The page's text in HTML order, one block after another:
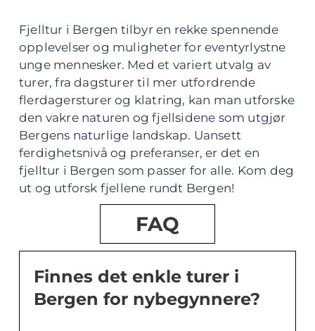
Fjelltur i Bergen tilbyr en rekke spennende
opplevelser og muligheter for eventyrlystne
unge mennesker. Med et variert utvalg av
turer, fra dagsturer til mer utfordrende
flerdagersturer og klatring, kan man utforske
den vakre naturen og fjellsidene som utgjør
Bergens naturlige landskap. Uansett
ferdighetsnivå og preferanser, er det en
fjelltur i Bergen som passer for alle. Kom deg
ut og utforsk fjellene rundt Bergen!
FAQ
Finnes det enkle turer i
Bergen for nybegynnere?